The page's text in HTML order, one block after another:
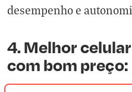
desempenho e
4. Melhor
com bom preço: